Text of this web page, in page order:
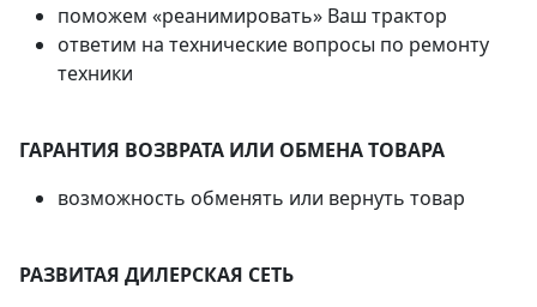
поможем «реанимировать» Ваш трактор
ответим на технические вопросы по ремонту
техники
ГАРАНТИЯ ВОЗВРАТА ИЛИ ОБМЕНА ТОВАРА
возможность обменять или вернуть товар
РАЗВИТАЯ ДИЛЕРСКАЯ СЕТЬ